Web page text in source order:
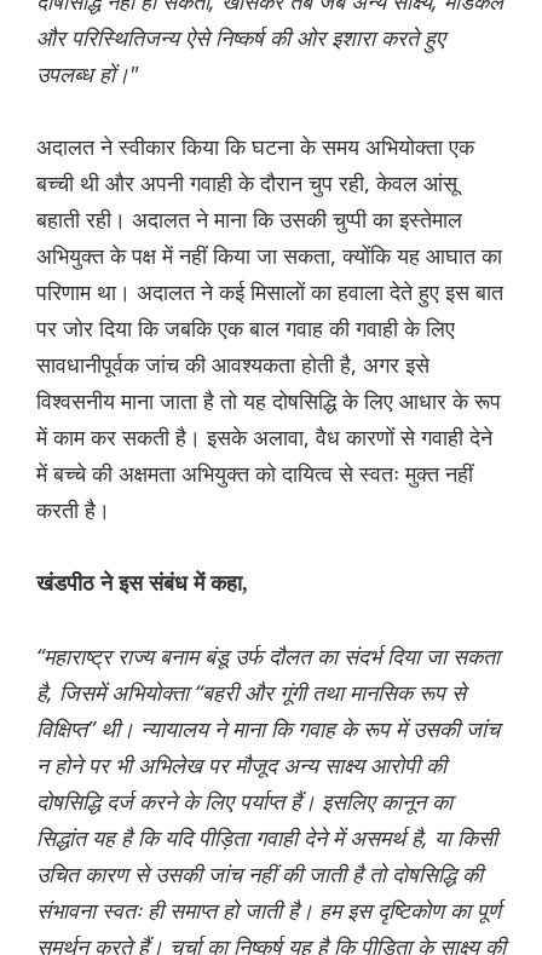
और परिस्थितिजन्य ऐसे निष्कर्ष की ओर इशारा करते हुए
उपलब्ध हों।"
अदालत ने स्वीकार किया कि घटना के समय अभियोक्ता एक
बच्ची थी और अपनी गवाही के दौरान चुप रही, केवल आंसू
बहाती रही। अदालत ने माना कि उसकी चुप्पी का इस्तेमाल
अभियुक्त के पक्ष में नहीं किया जा सकता, क्योंकि यह आघात का
परिणाम था। अदालत ने कई मिसालों का हवाला देते हुए इस बात
पर जोर दिया कि जबकि एक बाल गवाह की गवाही के लिए
सावधानीपूर्वक जांच की आवश्यकता होती है, अगर इसे
विश्वसनीय माना जाता है तो यह दोषसिद्धि के लिए आधार के रूप
में काम कर सकती है। इसके अलावा, वैध कारणों से गवाही देने
में बच्चे की अक्षमता अभियुक्त को दायित्व से स्वतः मुक्त नहीं
करती है।
खंडपीठ ने इस संबंध में कहा,
“महाराष्ट्र राज्य बनाम बंडू उर्फ ​​दौलत का संदर्भ दिया जा सकता
है, जिसमें अभियोक्ता “बहरी और गूंगी तथा मानसिक रूप से
विक्षिप्त” थी। न्यायालय ने माना कि गवाह के रूप में उसकी जांच
न होने पर भी अभिलेख पर मौजूद अन्य साक्ष्य आरोपी की
दोषसिद्धि दर्ज करने के लिए पर्याप्त हैं। इसलिए कानून का
सिद्धांत यह है कि यदि पीड़िता गवाही देने में असमर्थ है, या किसी
उचित कारण से उसकी जांच नहीं की जाती है तो दोषसिद्धि की
संभावना स्वतः ही समाप्त हो जाती है। हम इस दृष्टिकोण का पूर्ण
समर्थन करते हैं। चर्चा का निष्कर्ष यह है कि पीड़िता के साक्ष्य की